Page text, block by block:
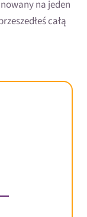
na jeden
całą